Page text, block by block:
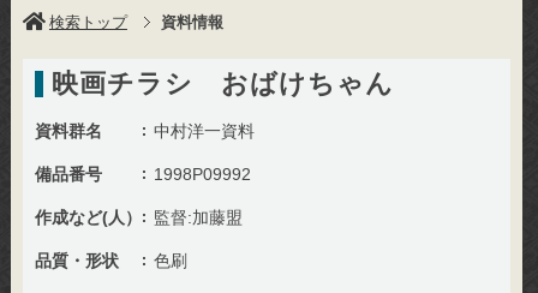
検索トップ 資料情報
映画チラシ おばけちゃん
資料群名 中村洋一資料
備品番号 1998P09992
作成など(人） 監督:加藤盟
品質・形状 色刷